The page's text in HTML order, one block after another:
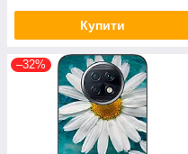
Купити
–32%